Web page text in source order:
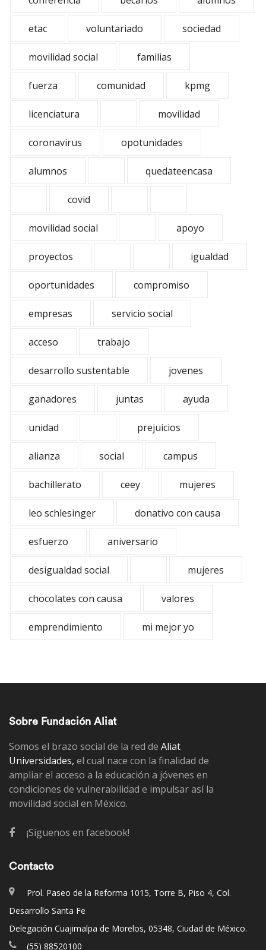
etac voluntariado sociedad
movilidad social familias
fuerza comunidad kpmg
licenciatura movilidad
coronavirus opotunidades
alumnos quedateencasa
covid
movilidad social apoyo
proyectos igualdad
oportunidades compromiso
empresas servicio social
acceso trabajo
desarrollo sustentable jovenes
ganadores juntas ayuda
unidad prejuicios
alianza social campus
bachillerato ceey mujeres
leo schlesinger donativo con causa
esfuerzo aniversario
desigualdad social mujeres
chocolates con causa valores
emprendimiento mi mejor yo
Sobre Fundación Aliat
Somos el brazo social de la red de Aliat
Universidades, el cual nace con la finalidad de
ampliar el acceso a la educación a jóvenes en
condiciones de vulnerabilidad e impulsar así la
movilidad social en México.
¡Síguenos en facebook!
Contacto
Prol. Paseo de la Reforma 1015, Torre B, Piso 4, Col.
Desarrollo Santa Fe
Delegación Cuajimalpa de Morelos, 05348, Ciudad de México.
(55) 88520100